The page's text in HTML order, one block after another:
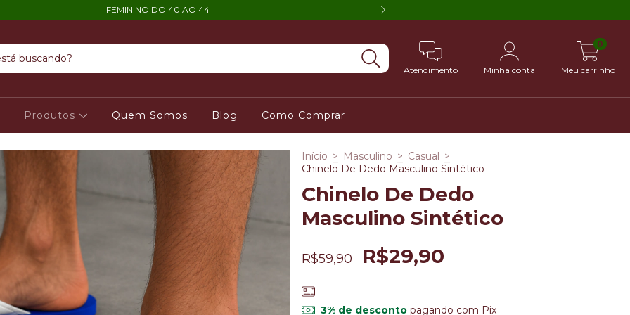
FEMININO DO 40 AO 44
Atendimento Minha conta Meu carrinho
0
Produtos Quem Somos Blog Como Comprar
Início > Masculino > Casual >
Chinelo De Dedo Masculino Sintético
Chinelo De Dedo
Masculino Sintético
R$59,90 R$29,90
3% de descontopagando com Pix